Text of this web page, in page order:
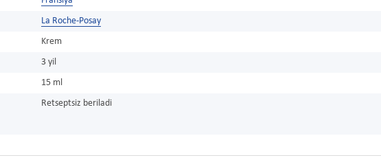
La Roche-Posay
Krem
3 yil
15 ml
Retseptsiz beriladi